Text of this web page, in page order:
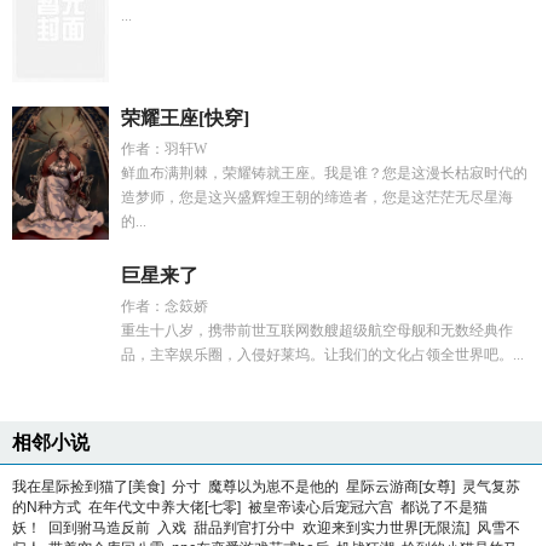
...
荣耀王座[快穿]
作者：羽轩W
鲜血布满荆棘，荣耀铸就王座。我是谁？您是这漫长枯寂时代的
造梦师，您是这兴盛辉煌王朝的缔造者，您是这茫茫无尽星海
的...
巨星来了
作者：念笯娇
重生十八岁，携带前世互联网数艘超级航空母舰和无数经典作
品，主宰娱乐圈，入侵好莱坞。让我们的文化占领全世界吧。...
相邻小说
我在星际捡到猫了[美食] 分寸 魔尊以为崽不是他的 星际云游商[女尊] 灵气复苏
的N种方式 在年代文中养大佬[七零] 被皇帝读心后宠冠六宫 都说了不是猫
妖！
回到驸马造反前 入戏 甜品判官打分中 欢迎来到实力世界[无限流] 风雪不